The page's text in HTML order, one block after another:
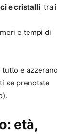
e cristalli, tra i
e tempi di
tutto e azzerano
se prenotate
età,